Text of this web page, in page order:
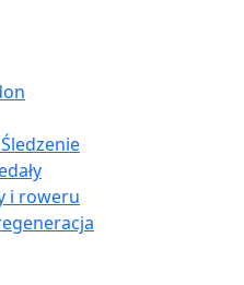
i roweru